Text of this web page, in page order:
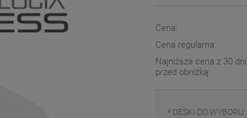
Cena:
Cena regularna:
Najniższa cena z 30 dni
przed obniżką:
* DESKI DO WYBORU::